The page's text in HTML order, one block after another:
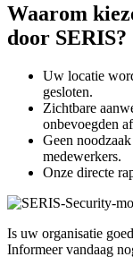
Waarom
door SERIS?
Uw locatie
gesloten.
Zichtbare
onbevoegden
Geen
medewerkers.
Onze directe
Is uw organisatie
Informeer vandaag